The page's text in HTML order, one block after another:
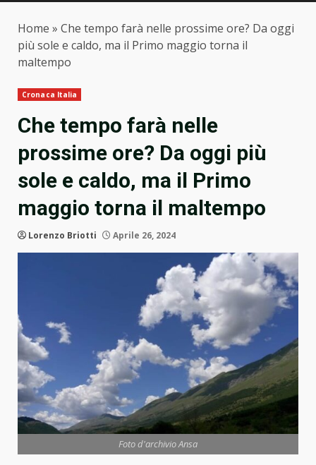
Home » Che tempo farà nelle prossime ore? Da oggi
più sole e caldo, ma il Primo maggio torna il
maltempo
Cronaca Italia
Che tempo farà nelle
prossime ore? Da oggi più
sole e caldo, ma il Primo
maggio torna il maltempo
Lorenzo Briotti Aprile 26, 2024
Foto d'archivio Ansa